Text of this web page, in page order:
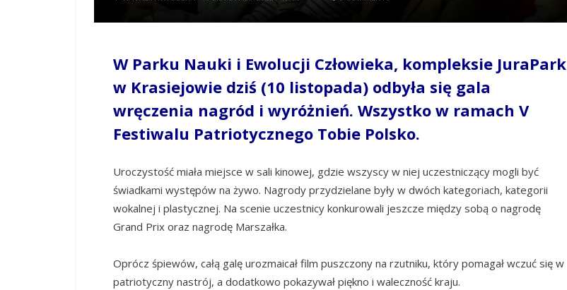
W Parku Nauki i Ewolucji Człowieka, kompleksie JuraPark
w Krasiejowie dziś (10 listopada) odbyła się gala
wręczenia nagród i wyróżnień. Wszystko w ramach V
Festiwalu Patriotycznego Tobie Polsko.
Uroczystość miała miejsce w sali kinowej, gdzie wszyscy w niej uczestniczący mogli być
świadkami występów na żywo. Nagrody przydzielane były w dwóch kategoriach, kategorii
wokalnej i plastycznej. Na scenie uczestnicy konkurowali jeszcze między sobą o nagrodę
Grand Prix oraz nagrodę Marszałka.
Oprócz śpiewów, całą galę urozmaicał film puszczony na rzutniku, który pomagał wczuć się w
patriotyczny nastrój, a dodatkowo pokazywał piękno i waleczność kraju.